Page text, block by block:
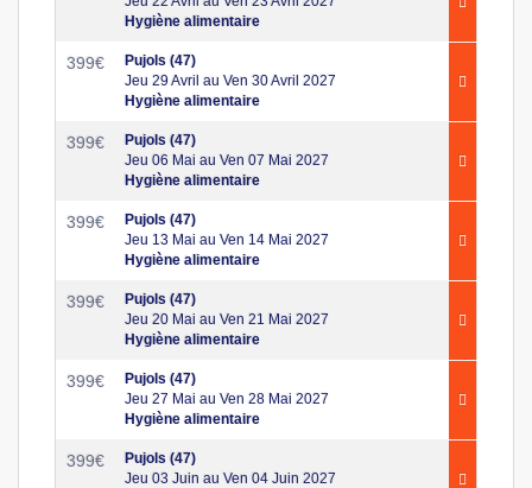
Hygiène alimentaire
399€
Pujols (47)
Jeu 29 Avril au Ven 30 Avril 2027
Hygiène alimentaire
399€
Pujols (47)
Jeu 06 Mai au Ven 07 Mai 2027
Hygiène alimentaire
399€
Pujols (47)
Jeu 13 Mai au Ven 14 Mai 2027
Hygiène alimentaire
399€
Pujols (47)
Jeu 20 Mai au Ven 21 Mai 2027
Hygiène alimentaire
399€
Pujols (47)
Jeu 27 Mai au Ven 28 Mai 2027
Hygiène alimentaire
399€
Pujols (47)
Jeu 03 Juin au Ven 04 Juin 2027